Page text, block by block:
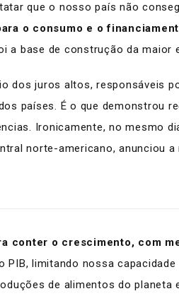
que o nosso país não
o consumo e o
a base de construção da maior
dos juros altos, responsáveis
países. É o que demonstrou
Ironicamente, no mesmo
norte-americano, anunciou
conter o crescimento, com
PIB, limitando nossa
de alimentos do